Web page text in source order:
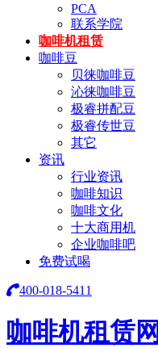
PCA
联系学院
咖啡机租赁
咖啡豆
贝徕咖啡豆
沁徕咖啡豆
极睿拼配豆
极睿传世豆
其它
资讯
行业资讯
咖啡知识
咖啡文化
十大商用机
企业咖啡吧
免费试喝
400-018-5411
咖啡机租赁网